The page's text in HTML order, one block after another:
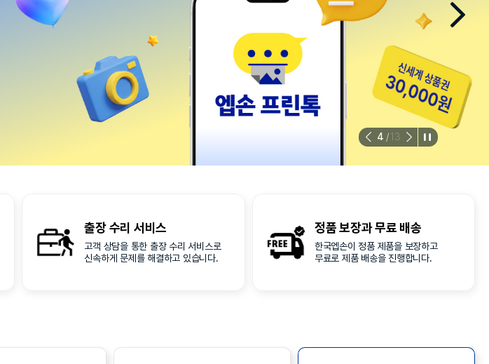
4 /13
출장 수리 서비스
고객 상담을 통한 출장 수리 서비스로
신속하게 문제를 해결하고 있습니다.
정품 보장과무료 배송
한국엡손이 정품 제품을 보장하고
무료로 제품 배송을 진행합니다.